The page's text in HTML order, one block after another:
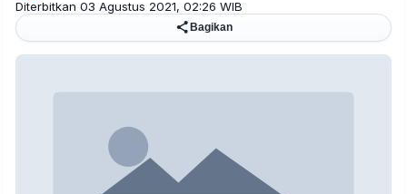
Diterbitkan 03 Agustus 2021, 02:26 WIB
Bagikan